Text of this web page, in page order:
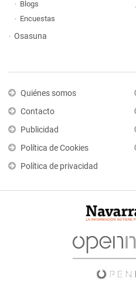
Blogs
Encuestas
Osasuna
Quiénes somos
Contacto
Publicidad
Política de Cookies
Política de privacidad